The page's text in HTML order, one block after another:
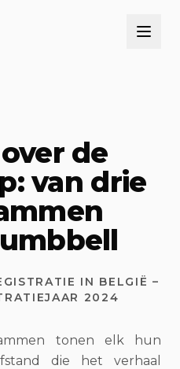
de
van drie
IN BELGIË –
2024
tonen elk hun
die het verhaal